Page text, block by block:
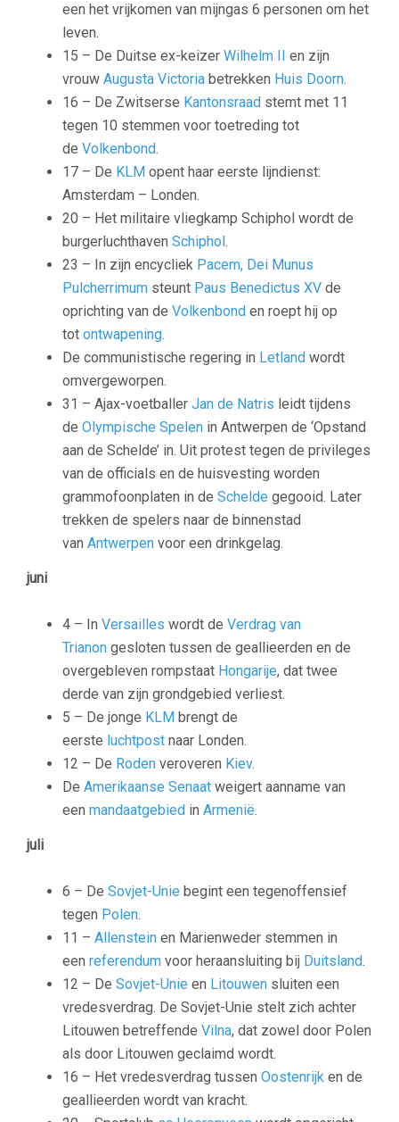
een het vrijkomen van mijngas 6 personen om het
leven.
15 – De Duitse ex-keizer Wilhelm II en zijn
vrouw Augusta Victoria betrekken Huis Doorn.
16 – De Zwitserse Kantonsraad stemt met 11
tegen 10 stemmen voor toetreding tot
de Volkenbond.
17 – De KLM opent haar eerste lijndienst:
Amsterdam – Londen.
20 – Het militaire vliegkamp Schiphol wordt de
burgerluchthaven Schiphol.
23 – In zijn encycliek Pacem, Dei Munus
Pulcherrimum steunt Paus Benedictus XV de
oprichting van de Volkenbond en roept hij op
tot ontwapening.
De communistische regering in Letland wordt
omvergeworpen.
31 – Ajax-voetballer Jan de Natris leidt tijdens
de Olympische Spelen in Antwerpen de ‘Opstand
aan de Schelde’ in. Uit protest tegen de privileges
van de officials en de huisvesting worden
grammofoonplaten in de Schelde gegooid. Later
trekken de spelers naar de binnenstad
van Antwerpen voor een drinkgelag.
juni
4 – In Versailles wordt de Verdrag van
Trianon gesloten tussen de geallieerden en de
overgebleven rompstaat Hongarije, dat twee
derde van zijn grondgebied verliest.
5 – De jonge KLM brengt de
eerste luchtpost naar Londen.
12 – De Roden veroveren Kiev.
De Amerikaanse Senaat weigert aanname van
een mandaatgebied in Armenië.
juli
6 – De Sovjet-Unie begint een tegenoffensief
tegen Polen.
11 – Allenstein en Marienweder stemmen in
een referendum voor heraansluiting bij Duitsland.
12 – De Sovjet-Unie en Litouwen sluiten een
vredesverdrag. De Sovjet-Unie stelt zich achter
Litouwen betreffende Vilna, dat zowel door Polen
als door Litouwen geclaimd wordt.
16 – Het vredesverdrag tussen Oostenrijk en de
geallieerden wordt van kracht.